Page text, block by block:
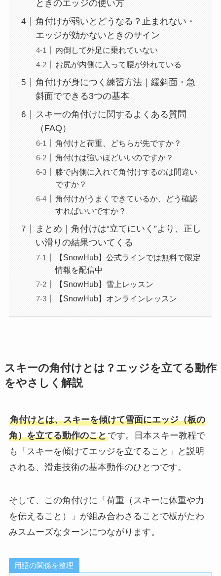
ときのエッジの使い方
角付けが弱いとどうなる？止まれない・
エッジが効かないときのサイン
内倒して外足に乗れていない
お尻が内側に入って腰が外れている
角付けが身につく練習方法｜緩斜面・急
斜面でできる3つの基本
スキーの角付けに関するよくある質問
（FAQ）
角付けと荷重、どちらが先ですか？
角付けは強いほどいいのですか？
膝で内側に入れて角付けするのは間違い
ですか？
角付けがうまくできているか、どう確認
すればいいですか？
まとめ｜角付けは“立てにいく”より、正し
い滑りの結果ついてくる
【SnowHub】公式ラインでは無料で限定
情報を配信中
【SnowHub】雪上レッスン
【SnowHub】オンラインレッスン
スキーの角付けとは？エッジを立てる動作
をやさしく解説
角付けとは、スキーを傾けて雪面にエッジ（板の
角）を立てる動作のことです。日本スキー教程で
も「スキーを傾けてエッジを立てること」と説明
される、滑走技術の基本動作のひとつです。
そして、この角付けに「荷重（スキーに体重や力
を伝えること）」が組み合わさることで板がたわ
みスムーズなターンにつながります。
用語の関係を整理